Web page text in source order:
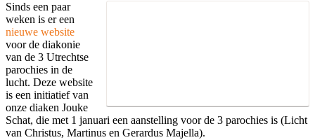
Sinds een paar
weken is er een
nieuwe website
voor de diakonie
van de 3 Utrechtse
parochies in de
lucht. Deze website
is een initiatief van
onze diaken Jouke
Schat, die met 1 januari een aanstelling voor de 3 parochies is (Licht
van Christus, Martinus en Gerardus Majella).